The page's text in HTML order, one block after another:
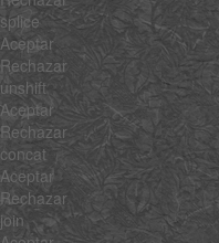
splice
Aceptar
Rechazar
unshift
Aceptar
Rechazar
concat
Aceptar
Rechazar
join